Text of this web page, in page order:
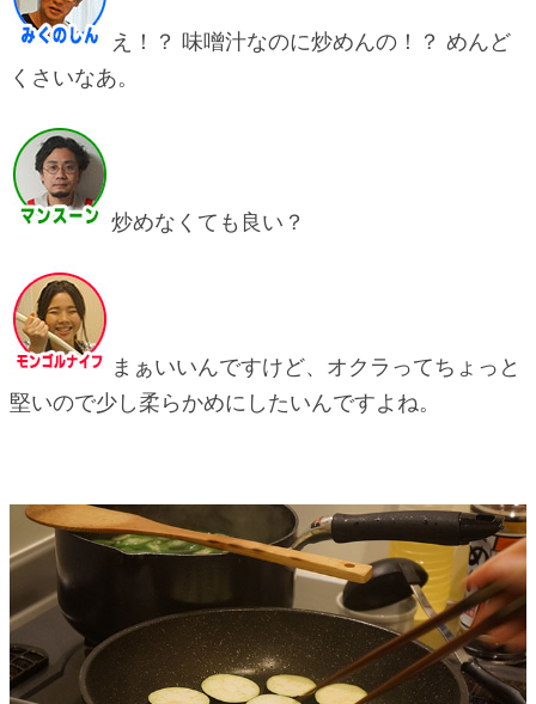
え！？ 味噌汁なのに炒めんの！？ めんど
くさいなあ。
炒めなくても良い？
まぁいいんですけど、オクラってちょっと
堅いので少し柔らかめにしたいんですよね。